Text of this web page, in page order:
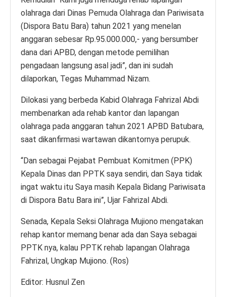
olahraga dari Dinas Pemuda Olahraga dan Pariwisata
(Dispora Batu Bara) tahun 2021 yang menelan
anggaran sebesar Rp.95.000.000,- yang bersumber
dana dari APBD, dengan metode pemilihan
pengadaan langsung asal jadi”, dan ini sudah
dilaporkan, Tegas Muhammad Nizam.
Dilokasi yang berbeda Kabid Olahraga Fahrizal Abdi
membenarkan ada rehab kantor dan lapangan
olahraga pada anggaran tahun 2021 APBD Batubara,
saat dikanfirmasi wartawan dikantornya perupuk.
“Dan sebagai Pejabat Pembuat Komitmen (PPK)
Kepala Dinas dan PPTK saya sendiri, dan Saya tidak
ingat waktu itu Saya masih Kepala Bidang Pariwisata
di Dispora Batu Bara ini”, Ujar Fahrizal Abdi.
Senada, Kepala Seksi Olahraga Mujiono mengatakan
rehap kantor memang benar ada dan Saya sebagai
PPTK nya, kalau PPTK rehab lapangan Olahraga
Fahrizal, Ungkap Mujiono. (Ros)
Editor: Husnul Zen